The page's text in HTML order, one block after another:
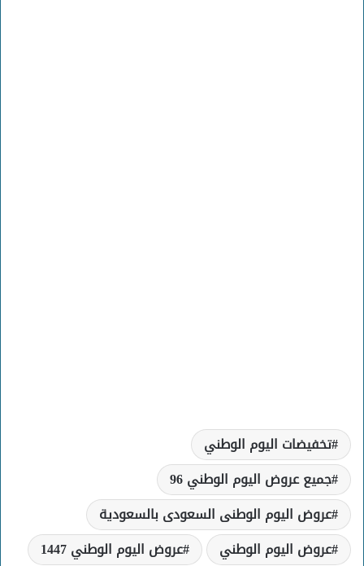
تخفيضات اليوم الوطني
جميع عروض اليوم الوطني 96
عروض اليوم الوطنى السعودى بالسعودية
عروض اليوم الوطني
عروض اليوم الوطني 1447